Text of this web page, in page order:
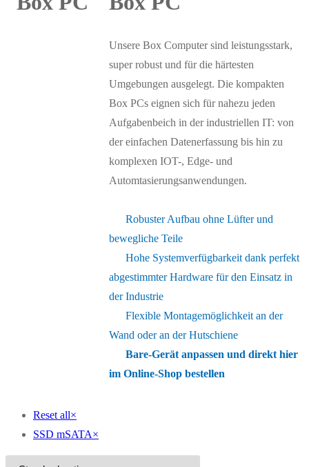
Unsere Box Computer sind leistungsstark,
super robust und für die härtesten
Umgebungen ausgelegt. Die kompakten
Box PCs eignen sich für nahezu jeden
Aufgabenbeich in der industriellen IT: von
der einfachen Datenerfassung bis hin zu
komplexen IOT-, Edge- und
Automtasierungsanwendungen.
Robuster Aufbau ohne Lüfter und
bewegliche Teile
Hohe Systemverfügbarkeit dank perfekt
abgestimmter Hardware für den Einsatz in
der Industrie
Flexible Montagemöglichkeit an der
Wand oder an der Hutschiene
Bare-Gerät anpassen und direkt hier
im Online-Shop bestellen
Reset all×
SSD mSATA×